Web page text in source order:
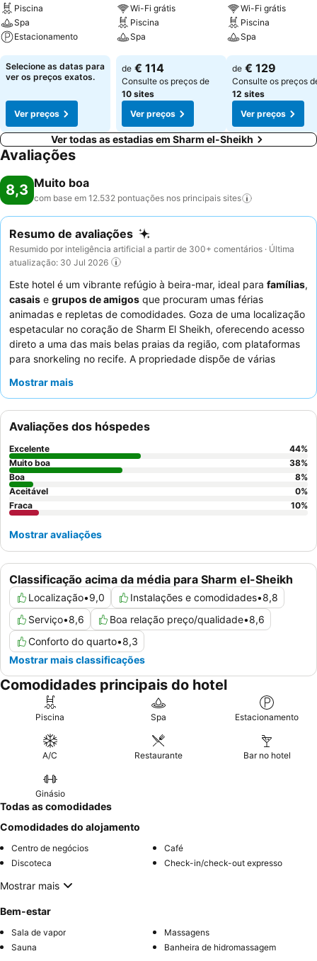
Piscina
Spa
Estacionamento
Ver preços
Selecione as datas para
ver os preços exatos.
Ver preços
Wi-Fi grátis
Piscina
Spa
Ver preços
de € 114
Consulte os preços de
10 sites
Ver preços
Wi-Fi grátis
Piscina
Spa
Ver preços
de € 129
Consulte os preços
12 sites
Ver preços
Ver todas as estadias em Sharm el-Sheikh
Avaliações
8,3 Muito boa
com base em 12.532 pontuações nos principais sites
Resumo de avaliações
Resumido por inteligência artificial a partir de 300+ comentários · Última
atualização: 30 Jul 2026
Este hotel é um vibrante refúgio à beira-mar, ideal para famílias,
casais e grupos de amigos que procuram umas férias
animadas e repletas de comodidades. Goza de uma localização
espetacular no coração de Sharm El Sheikh, oferecendo acesso
direto a uma das mais belas praias da região, com plataformas
para snorkeling no recife. A propriedade dispõe de várias
proporcionando diversas experiências aquáticas. Os hóspedes
atenciosos, e as ofertas culinárias são um destaque, com
diversas seleções de buffet e excelentes pratos italianos no
restaurante Giardino
. Para uma experiência verdadeiramente
memorável, considere o recomendado
jantar no deserto com
um espetáculo de Cleópatra
Mostrar mais
Classificação acima da média para Sharm el-Sheikh
Localização•9,0 Instalações e comodidades•8,8
Serviço•8,6 Boa relação preço/qualidade•8,6
Conforto do quarto•8,3
Mostrar mais classificações
Avaliações dos hóspedes
Excelente 44%
Muito boa
38%
Boa
8%
Aceitável
0%
Fraca
10%
Mostrar avaliações
Comodidades principais do hotel
Piscina Spa Estacionamento
A/C Restaurante Bar no hotel
Ginásio
Todas as comodidades
Comodidades do alojamento
Centro de negócios
Café
Discoteca
Check-in/check-out expresso
Mostrar mais
Bem-estar
Sala de vapor
Massagens
Sauna
Banheira de hidromassagem